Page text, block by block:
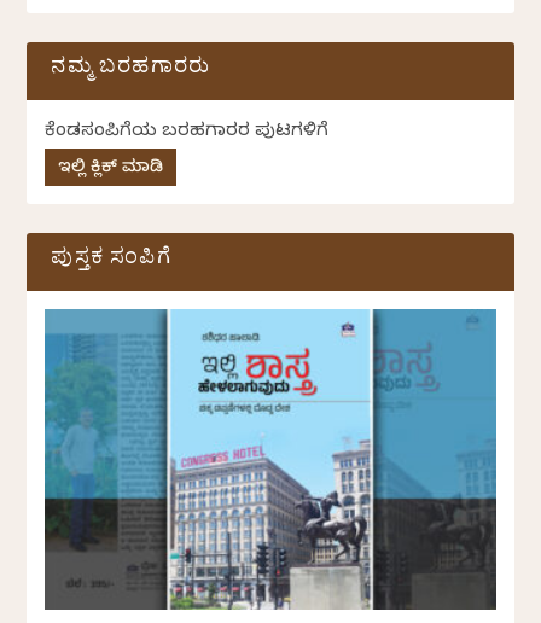
ನಮ್ಮ ಬರಹಗಾರರು
ಕೆಂಡಸಂಪಿಗೆಯ ಬರಹಗಾರರ ಪುಟಗಳಿಗೆ
ಇಲ್ಲಿ ಕ್ಲಿಕ್ ಮಾಡಿ
ಪುಸ್ತಕ ಸಂಪಿಗೆ